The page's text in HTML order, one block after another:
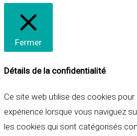
Fermer
Détails de la confidentialité
Ce site web utilise des cookies
expérience lorsque vous naviguez
les cookies qui sont catégorisés